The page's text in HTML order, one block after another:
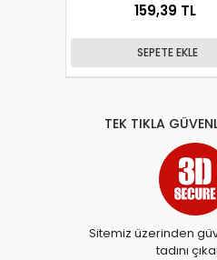
159,39 TL
SEPETE EKLE
TEK TIKLA
Sitemiz üzerinden
tadını